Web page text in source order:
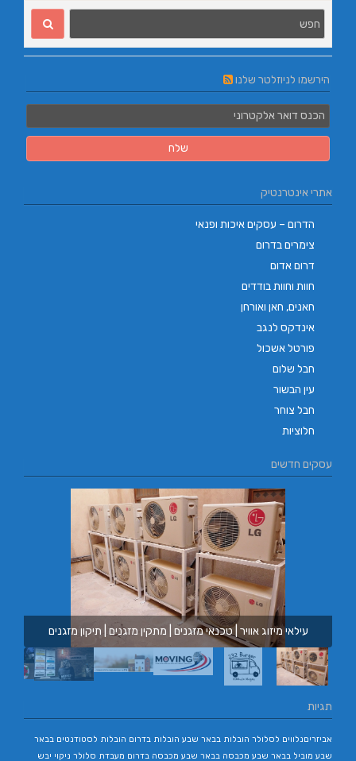
הירשמו לניוזלטר שלנו
אתרי אינטרנטיק
הדרום – עסקים איכות ופנאי
צימרים בדרום
דרום אדום
חוות וחוות בודדים
חאנים, חאן ואורחן
אינדקס לנגב
פורטל אשכול
חבל שלום
עין הבשור
חבל צוחר
חלוציות
עסקים חדשים
עילאי מיזוג אוויר | טכנאי מזגנים | מתקין מזגנים | תיקון מזגנים
תגיות
אביזריםנלווים לסלולר הובלות בבאר שבע הובלות בדרום הובלות לסטודנטים בבאר
שבע מוביל בבאר שבע מכבסה בבאר שבע מכבסה בדרום מעבדת סלולר ניקוי יבש